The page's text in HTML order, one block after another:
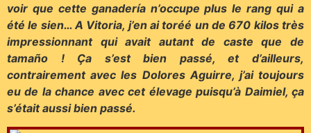
voir que cette ganadería n’occupe plus le rang qui a
été le sien… A Vitoria, j’en ai toréé un de 670 kilos très
impressionnant qui avait autant de caste que de
tamaño ! Ça s’est bien passé, et d’ailleurs,
contrairement avec les Dolores Aguirre, j’ai toujours
eu de la chance avec cet élevage puisqu’à Daimiel, ça
s’était aussi bien passé.